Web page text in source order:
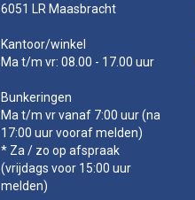
6051 LR Maasbracht
Kantoor/winkel
Ma t/m vr: 08.00 - 17.00 uur
Bunkeringen
Ma t/m vr vanaf 7:00 uur (na
17:00 uur vooraf melden)
* Za / zo op afspraak
(vrijdags voor 15:00 uur
melden)